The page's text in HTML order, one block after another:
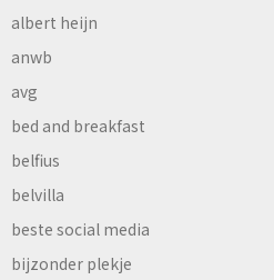
albert heijn
anwb
avg
bed and breakfast
belfius
belvilla
beste social media
bijzonder plekje